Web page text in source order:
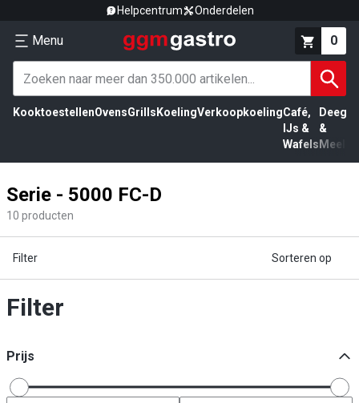
Helpcentrum Onderdelen
Menu 0
KooktoestellenOvensGrills KoelingVerkoopkoelingCafé,
IJs &
Wafels
Deeg
&
Meel
Serie - 5000 FC-D
10 producten
Filter Sorteren op
Filter
Prijs